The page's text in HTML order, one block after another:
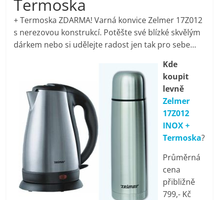
pračky,
televize,
notebooky,
mobilní
telefony,
kávovary,
bazény
Termoska
+ Termoska ZDARMA! Varná konvice Zelmer 17Z012
s nerezovou konstrukcí. Potěšte své blízké skvělým
dárkem nebo si udělejte radost jen tak pro sebe…
Kde
koupit
levně
Zelmer
17Z012
INOX +
Termoska?
Průměrná
cena
přibližně
799,- Kč